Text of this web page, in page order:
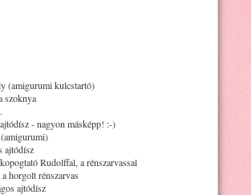
(amigurumi kulcstartó)
szoknya
- nagyon másképp! :-)
ajtódísz
Rudolffal, a rénszarvassal
horgolt rénszarvas
ajtódísz